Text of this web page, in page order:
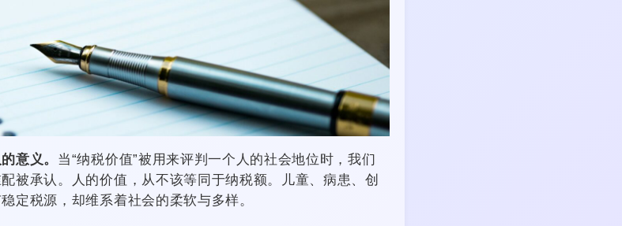
意义。 当“纳税价值”被用来评判一个人的社会地位时，我们
被承认。人的价值，从不该等同于纳税额。儿童、病患、创
税源，却维系着社会的柔软与多样。